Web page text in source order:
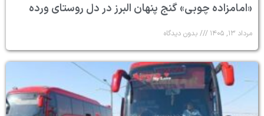
«امامزاده چوبی» گنج پنهان البرز در دل روستای ورده
مرداد ۱۳, ۱۴۰۵ بدون دیدگاه